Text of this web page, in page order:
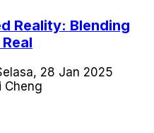
Reality: Blending
28 Jan 2025
Cheng